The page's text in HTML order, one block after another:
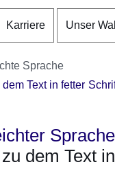
Karriere Unser
Sprache
Text in fetter
Sprache
dem Text